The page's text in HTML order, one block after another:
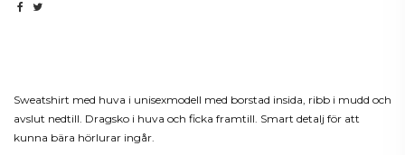
Sweatshirt med huva i unisexmodell med borstad insida, ribb i mudd och
avslut nedtill. Dragsko i huva och ficka framtill. Smart detalj för att
kunna bära hörlurar ingår.